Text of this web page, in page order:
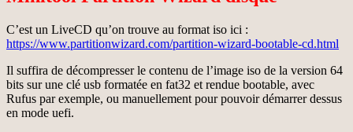
C’est un LiveCD qu’on trouve au format iso ici :
https://www.partitionwizard.com/partition-wizard-bootable-cd.html
Il suffira de décompresser le contenu de l’image iso de la version 64
bits sur une clé usb formatée en fat32 et rendue bootable, avec
Rufus par exemple, ou manuellement pour pouvoir démarrer dessus
en mode uefi.